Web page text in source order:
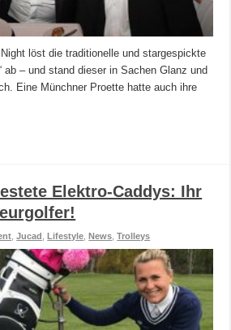
löst die traditionelle und stargespickte
ab – und stand dieser in Sachen Glanz und
Eine Münchner Proette hatte auch ihre
Elektro-Caddys: Ihr
,Jucad Lifestyle News ,Trolleys